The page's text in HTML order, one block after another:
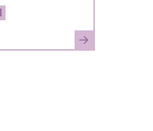
En savoir plus